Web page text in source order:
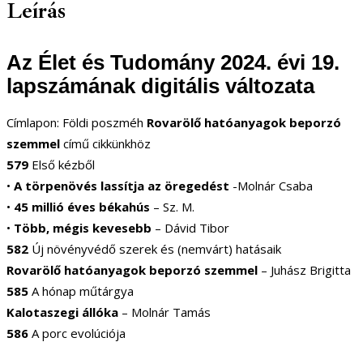
Leírás
Az Élet és Tudomány 2024. évi 19.
lapszámának digitális változata
Címlapon: Földi poszméh Rovarölő hatóanyagok beporzó
szemmel című cikkünkhöz
579 Első kézből
• A törpenövés lassítja az öregedést -Molnár Csaba
• 45 millió éves békahús – Sz. M.
• Több, mégis kevesebb – Dávid Tibor
582 Új növényvédő szerek és (nemvárt) hatásaik
Rovarölő hatóanyagok beporzó szemmel – Juhász Brigitta
585 A hónap műtárgya
Kalotaszegi állóka – Molnár Tamás
586 A porc evolúciója